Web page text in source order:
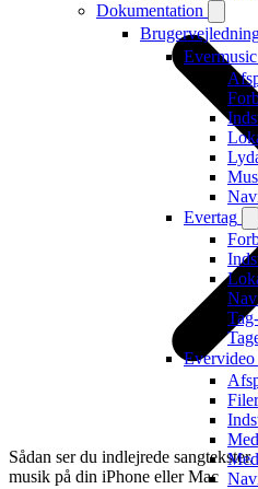
Dokumentation
Evermusic
Evertag
Evervideo
Filer
Sådan ser du indlejrede
musik på din iPhone eller Mac